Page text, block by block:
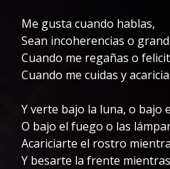
Me gusta cuando hablas,
Sean incoherencias o
Cuando me regañas o
Cuando me cuidas y
Y verte bajo la luna, o bajo
O bajo el fuego o las
Acariciarte el rostro
Y besarte la frente